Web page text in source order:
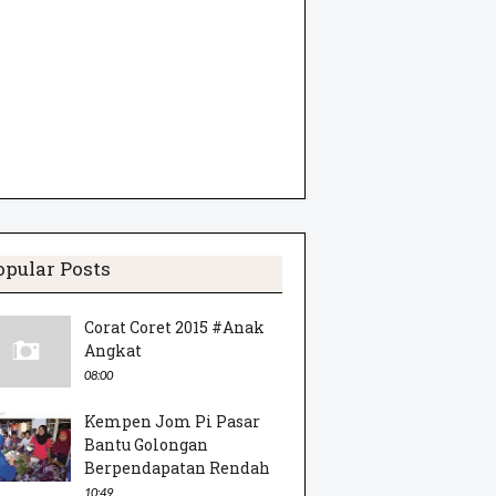
Posts
Corat Coret 2015 #Anak
Angkat
08:00
Kempen Jom Pi Pasar
Bantu Golongan
Berpendapatan Rendah
10:49